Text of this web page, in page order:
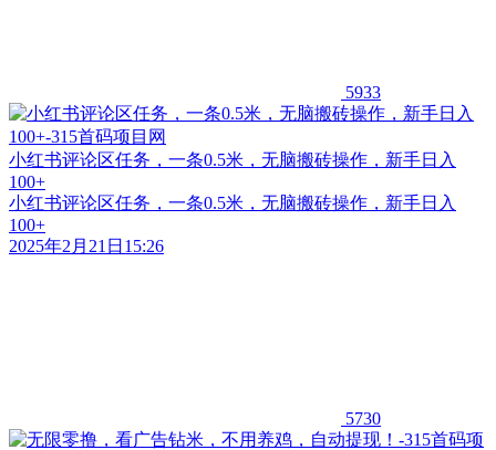
5933
小红书评论区任务，一条0.5米，无脑搬砖操作，新手日入
100+
小红书评论区任务，一条0.5米，无脑搬砖操作，新手日入
100+
2025年2月21日15:26
5730